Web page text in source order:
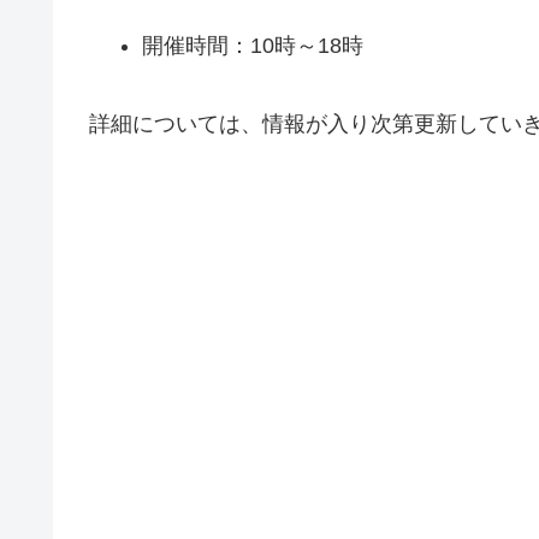
開催時間：10時～18時
詳細については、情報が入り次第更新してい